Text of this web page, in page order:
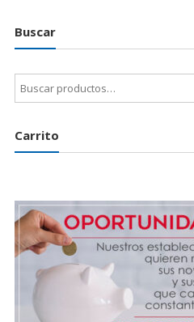
Buscar
Buscar
por:
Carrito